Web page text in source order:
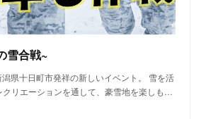
雪合戦~
県十日町市発祥の新しいイベント。 雪を活
リエーションを通して、豪雪地を楽しも…